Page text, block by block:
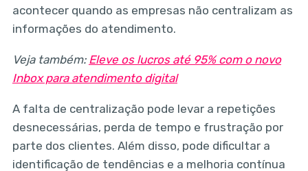
acontecer quando as empresas não centralizam as
informações do atendimento.
Veja também: Eleve os lucros até 95% com o novo
Inbox para atendimento digital
A falta de centralização pode levar a repetições
desnecessárias, perda de tempo e frustração por
parte dos clientes. Além disso, pode dificultar a
identificação de tendências e a melhoria contínua